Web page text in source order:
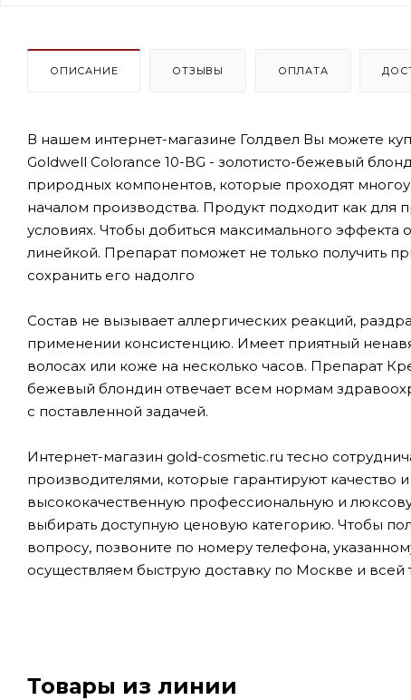
ОПИСАНИЕ ОТЗЫВЫ ОПЛАТА
В нашем интернет-магазине Голдвел Вы можете
Goldwell Colorance 10-BG - золотисто-бежевый
природных компонентов, которые проходят
началом производства. Продукт подходит как
условиях. Чтобы добиться максимального эффекта
линейкой. Препарат поможет не только получить
сохранить его надолго
Состав не вызывает аллергических реакций,
применении консистенцию. Имеет приятный
волосах или коже на несколько часов. Препарат
бежевый блондин отвечает всем нормам
с поставленной задачей.
Интернет-магазин gold-cosmetic.ru тесно
производителями, которые гарантируют качество
высококачественную профессиональную и
выбирать доступную ценовую категорию. Чтобы
вопросу, позвоните по номеру телефона,
осуществляем быструю доставку по Москве и всей
Товары из линии